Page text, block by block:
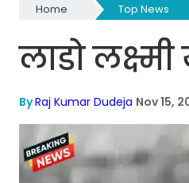
Home Top News
लाडो
ByRaj Kumar Dudeja Nov 15,